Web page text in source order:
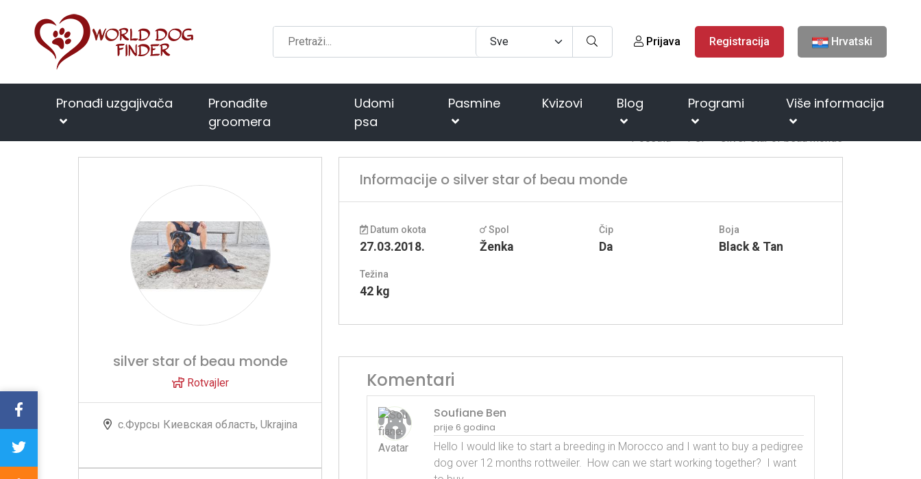
Prijava Registracija Hrvatski
Pronađi uzgajivača
Pronađite
groomera
Udomi
psa
Pasmine Kvizovi Blog Programi Više informacija
Početna Psi silver star of beau monde
silver star of beau monde
Rotvajler
с.Фурсы Киевская область, Ukrajina
Informacije o silver star of beau monde
Datum okota
27.03.2018.
Spol
Ženka
Čip
Da
Boja
Black & Tan
Težina
42 kg
Komentari
Soufiane Ben
prije 6 godina
Hello I would like to start a breeding in Morocco and I want to buy a pedigree
dog over 12 months rottweiler.  How can we start working together?  I want